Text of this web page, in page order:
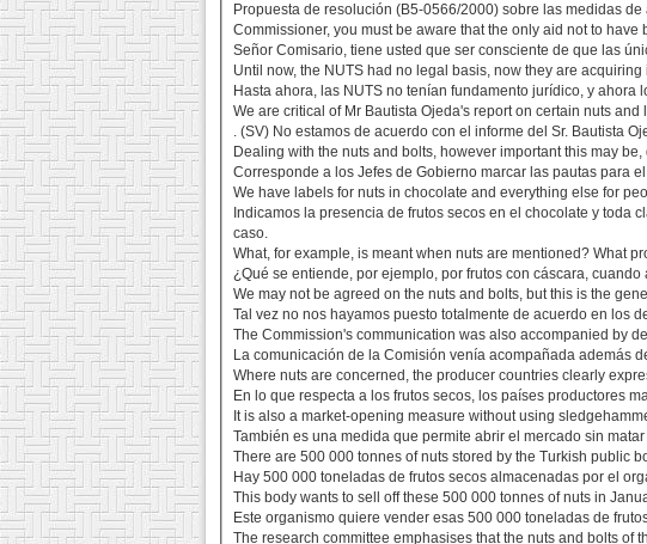
Propuesta de resolución (B5-0566/2000) sobre las medidas
Commissioner, you must be aware that the only aid not to
Señor Comisario, tiene usted que ser consciente de que las
Until now, the NUTS had no legal basis, now they are
Hasta ahora, las NUTS no tenían fundamento jurídico, y
We are critical of Mr Bautista Ojeda's report on certain nuts and
. (SV) No estamos de acuerdo con el informe del Sr. Bautista
Dealing with the nuts and bolts, however important this may
Corresponde a los Jefes de Gobierno marcar las pautas para
We have labels for nuts in chocolate and everything else for
Indicamos la presencia de frutos secos en el chocolate y toda
caso.
What, for example, is meant when nuts are mentioned? What
¿Qué se entiende, por ejemplo, por frutos con cáscara,
We may not be agreed on the nuts and bolts, but this is the
Tal vez no nos hayamos puesto totalmente de acuerdo en los
The Commission's communication was also accompanied by
La comunicación de la Comisión venía acompañada además
Where nuts are concerned, the producer countries clearly
En lo que respecta a los frutos secos, los países productores
It is also a market-opening measure without using
También es una medida que permite abrir el mercado sin
There are 500 000 tonnes of nuts stored by the Turkish public
Hay 500 000 toneladas de frutos secos almacenadas por el
This body wants to sell off these 500 000 tonnes of nuts in
Este organismo quiere vender esas 500 000 toneladas de
The research committee emphasises that the nuts and bolts